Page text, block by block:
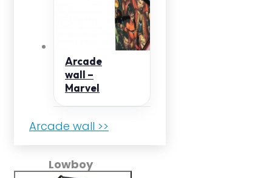
Arcade
wall –
Marvel
Arcade wall >>
Lowboy